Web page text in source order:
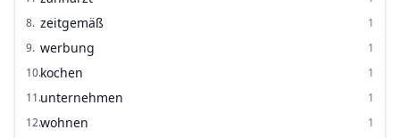
8. zeitgemäß
1
9. werbung
1
10.kochen
1
11.unternehmen
1
12.wohnen
1